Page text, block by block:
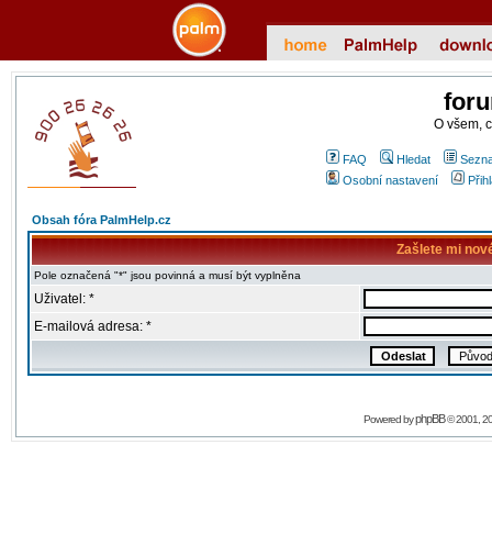
O všem,
FAQ Hledat
Osobní nastavení
Obsah fóra PalmHelp.cz
Zašlete mi
Pole označená "*" jsou povinná a musí být vyplněna
Uživatel: *
E-mailová adresa: *
Powered byphpBB© 2001,